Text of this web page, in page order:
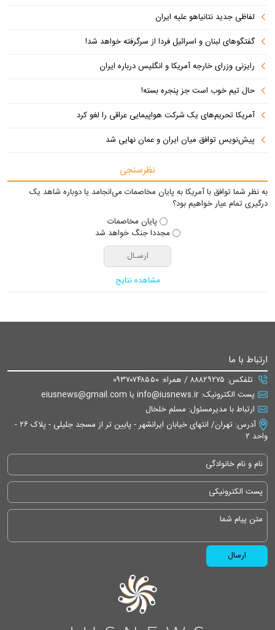
لفاظی جدید نتانیاهو علیه ایران
گفتگوهای لبنان و اسرائیل فردا از سرگرفته خواهد شد!
رایزنی وزرای خارجه آمریکا و انگلیس درباره ایران
حال تیم خوب است جز پنجره بسته!
آمریکا تحریم‌های یک شرکت هواپیمایی عراقی را لغو کرد
پیش‌نویس توافق میان ایران و عمان نهایی شد
نظرسنجی
به نظر شما توافق با آمریکا به پایان مخاصمات می‌انجامد یا دوباره شاهد یک
درگیری تمام عیار خواهیم بود؟
پایان مخاصمات
مجددا جنگ خواهد شد
مشاهده نتایج
ارتباط با ما
تلفکس: ۸۸۸۲۹۲۷۵ / همراه: ۰۹۳۷۰۷۴۸۵۵۰
پست الکترونیک: info@iusnews.ir یا eiusnews@gmail.com
ارتباط با مدیرمسئول: مسلم خلخال
آدرس: تهران/ انتهای خیابان ایرانشهر - پایین تر از مسجد جلیلی - پلاک ۲۶ -
واحد ۲